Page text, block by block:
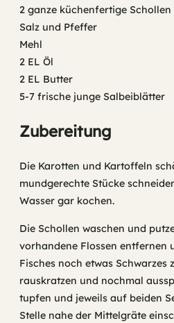
2 ganze küchenfertige Schollen
Salz und Pfeffer
Mehl
2 EL Öl
2 EL Butter
5-7 frische junge Salbeiblätter
Zubereitung
Die Karotten und Kartoffeln
mundgerechte Stücke
Wasser gar kochen.
Die Schollen waschen und
vorhandene Flossen entfernen
Fisches noch etwas Schwarzes
rauskratzen und nochmal
tupfen und jeweils auf beiden
Stelle nahe der Mittelgräte